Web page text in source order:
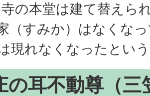
の本堂は建て替えら
（すみか）はなくな
現れなくなったとい
の耳不動尊（三